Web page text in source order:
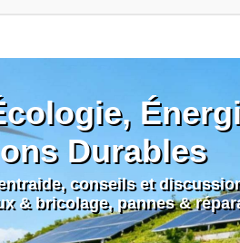
Durables
conseils et
& bricolage, pannes &